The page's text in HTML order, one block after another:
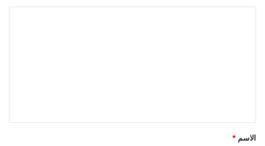
ق
*
الاسم *